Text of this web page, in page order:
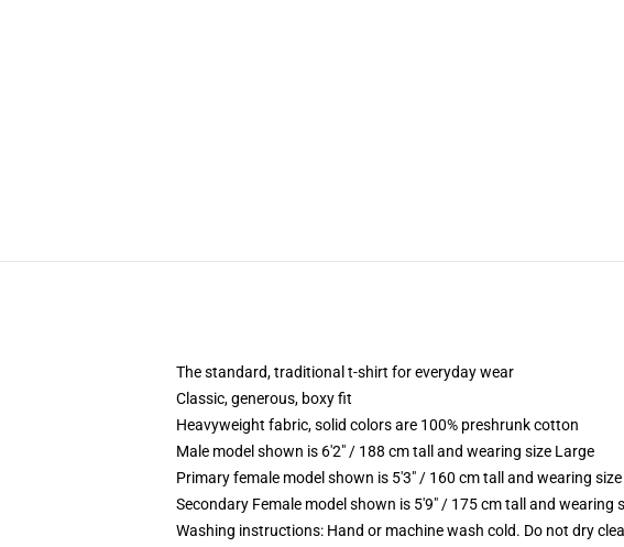
The standard, traditional t-shirt for everyday wear
Classic, generous, boxy fit
Heavyweight fabric, solid colors are 100% preshrunk cotton
Male model shown is 6'2" / 188 cm tall and wearing size Large
Primary female model shown is 5'3" / 160 cm tall and wearing size
Secondary Female model shown is 5'9" / 175 cm tall and wearing
Washing instructions: Hand or machine wash cold. Do not dry